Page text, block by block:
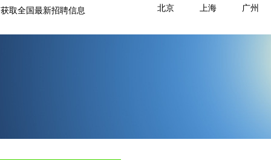
获取全国最新招聘信息
北京 上海 广州